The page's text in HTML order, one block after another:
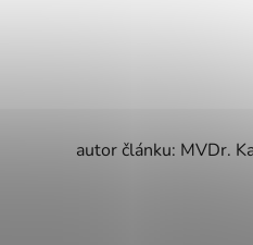
autor článku: MVDr.